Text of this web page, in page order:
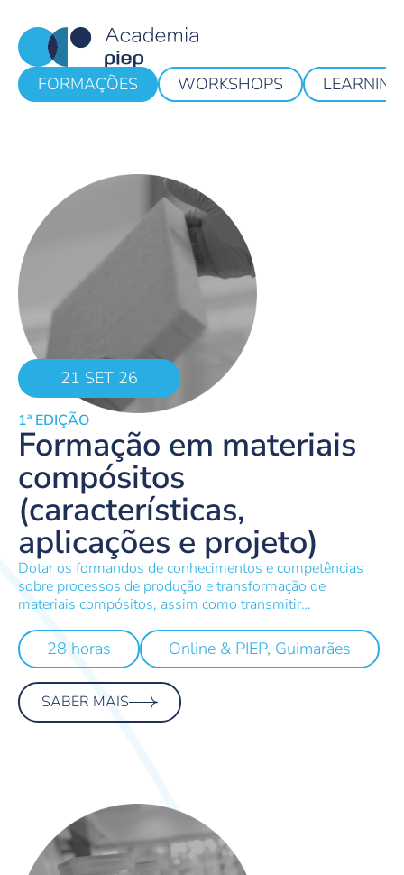
FORMAÇÕES WORKSHOPS
21 SET 26
1ª EDIÇÃO
Formação em materiais
compósitos
(características,
aplicações e projeto)
Dotar os formandos de conhecimentos e competências
sobre processos de produção e transformação de
materiais compósitos, assim como transmitir
destes tipos de materiais, e da ciência de materiais básica
envolvida. Nas sessões práticas serão consolidados os
através da produção de ferramentas produtivas e
componentes compósitos.
28 horas Online & PIEP, Guimarães
SABER MAIS